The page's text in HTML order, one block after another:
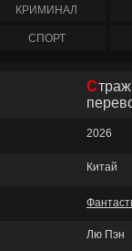
КРИМИНАЛ
СПОРТ
Стражи Вселенной. Ледниковый
2026
Китай
Лю Пэн